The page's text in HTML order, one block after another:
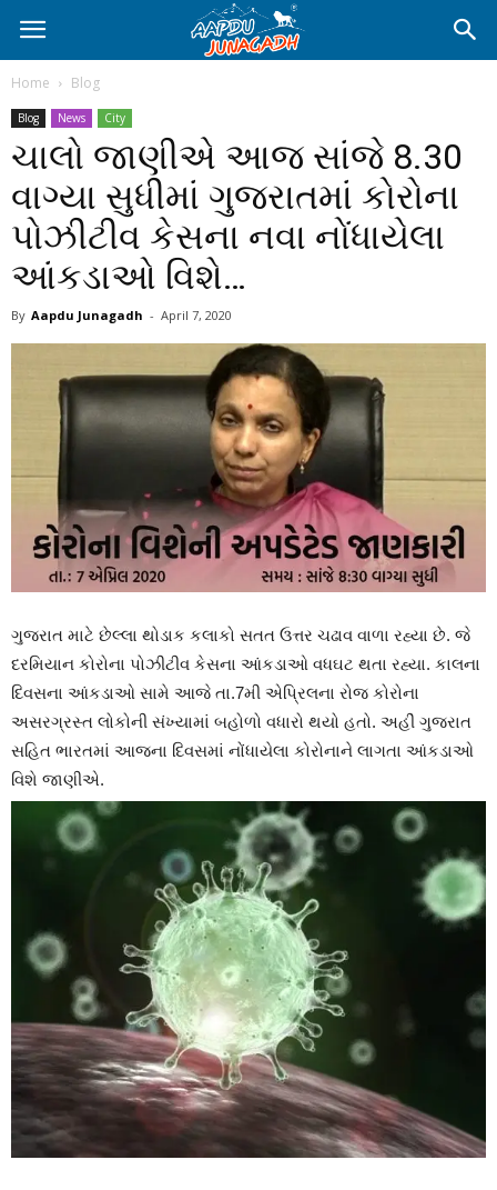
Home Blog
Blog News City
ચાલો જાણીએ આજ સાંજે 8.30
વાગ્યા સુધીમાં ગુજરાતમાં કોરોના
પોઝીટીવ કેસના નવા નોંધાયેલા
આંકડાઓ વિશે…
By Aapdu Junagadh - April 7, 2020
ગુજરાત માટે છેલ્લા થોડાક કલાકો સતત ઉત્તર ચઢાવ વાળા રહ્યા છે. જે
દરમિયાન કોરોના પોઝીટીવ કેસના આંકડાઓ વધઘટ થતા રહ્યા. કાલના
દિવસના આંકડાઓ સામે આજે તા.7મી એપ્રિલના રોજ કોરોના
અસરગ્રસ્ત લોકોની સંખ્યામાં બહોળો વધારો થયો હતો. અહીં ગુજરાત
સહિત ભારતમાં આજના દિવસમાં નોંધાયેલા કોરોનાને લાગતા આંકડાઓ
વિશે જાણીએ.